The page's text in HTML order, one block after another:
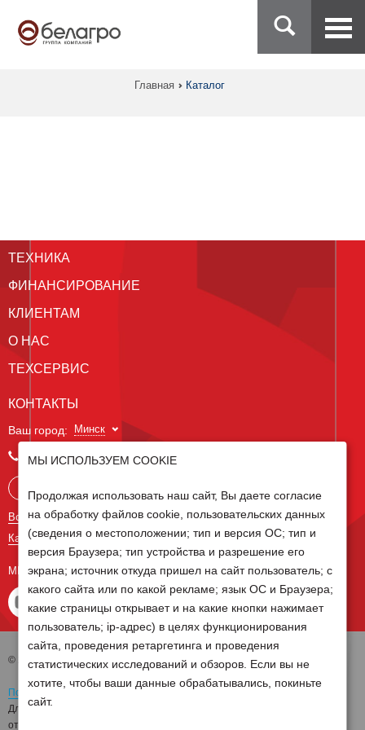
Главная Каталог
ТЕХНИКА
ФИНАНСИРОВАНИЕ
КЛИЕНТАМ
О НАС
ТЕХСЕРВИС
КОНТАКТЫ
Ваш город: Минск
+375 29 238 97 34
Все контакты
Карта сайта
МЫ В СОЦ СЕТЯХ
© 2026 Группа компаний Белагро
Политика обработки персональных данных
Для отзыва согласия на обработку персональных данных необходимо
отправить письмо на электронную почту
МЫ ИСПОЛЬЗУЕМ COOKIE
Продолжая использовать наш сайт, Вы даете согласие
на обработку файлов cookie, пользовательских данных
(сведения о местоположении; тип и версия ОС; тип и
версия Браузера; тип устройства и разрешение его
экрана; источник откуда пришел на сайт пользователь; с
какого сайта или по какой рекламе; язык ОС и Браузера;
какие страницы открывает и на какие кнопки нажимает
пользователь; ip-адрес) в целях функционирования
сайта, проведения ретаргетинга и проведения
статистических исследований и обзоров. Если вы не
хотите, чтобы ваши данные обрабатывались, покиньте
сайт.